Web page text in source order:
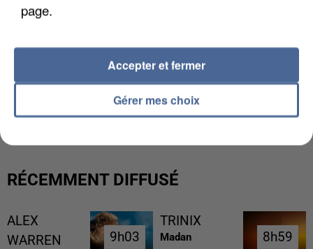
L’UN DES FONDATEURS SUPPOSÉS DE LA DZ
MAFIA INTERPELLÉ EN ALGÉRIE
RÉCEMMENT DIFFUSÉ
ALEX
WARREN
9h03
9h03
TRINIX
Madan 8h59
8h59
page.
Gérer mes choix
Accepter et fermer